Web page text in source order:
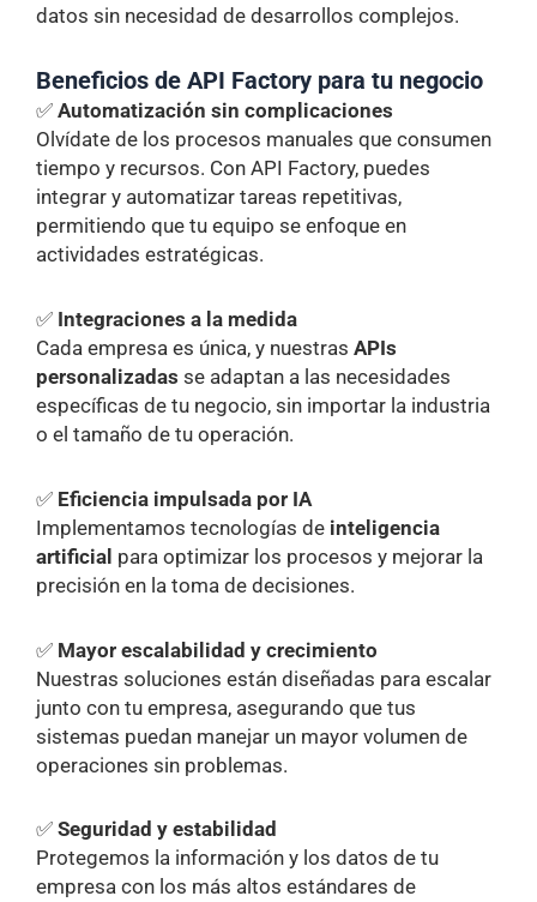
datos sin necesidad de desarrollos complejos.
Beneficios de API Factory para tu negocio
✅ Automatización sin complicaciones
Olvídate de los procesos manuales que consumen
tiempo y recursos. Con API Factory, puedes
integrar y automatizar tareas repetitivas,
permitiendo que tu equipo se enfoque en
actividades estratégicas.
✅ Integraciones a la medida
Cada empresa es única, y nuestras APIs
personalizadas se adaptan a las necesidades
específicas de tu negocio, sin importar la industria
o el tamaño de tu operación.
✅ Eficiencia impulsada por IA
Implementamos tecnologías de inteligencia
artificial para optimizar los procesos y mejorar la
precisión en la toma de decisiones.
✅ Mayor escalabilidad y crecimiento
Nuestras soluciones están diseñadas para escalar
junto con tu empresa, asegurando que tus
sistemas puedan manejar un mayor volumen de
operaciones sin problemas.
✅ Seguridad y estabilidad
Protegemos la información y los datos de tu
empresa con los más altos estándares de